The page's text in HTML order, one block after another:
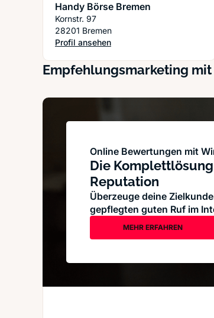
Handy Börse Bremen
Kornstr. 97
28201 Bremen
Profil ansehen
: Handy Börse Bremen
Empfehlungsmarketing mit
Online Bewertungen mit
Die
Reputation
Überzeuge deine
gepflegten guten Ruf im
MEHR ERFAHREN